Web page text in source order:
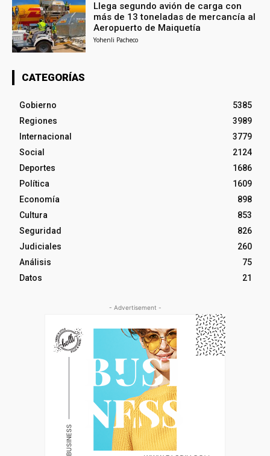
Llega segundo avión de carga con
más de 13 toneladas de mercancía al
Aeropuerto de Maiquetía
Yohenli Pacheco
CATEGORÍAS
Gobierno
5385
Regiones
3989
Internacional
3779
Social
2124
Deportes
1686
Política
1609
Economía
898
Cultura
853
Seguridad
826
Judiciales
260
Análisis
75
Datos
21
- Advertisement -